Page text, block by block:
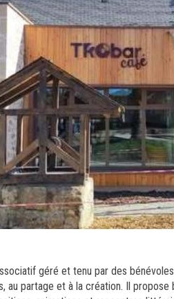
géré et tenu par des
au partage et à la création. Il